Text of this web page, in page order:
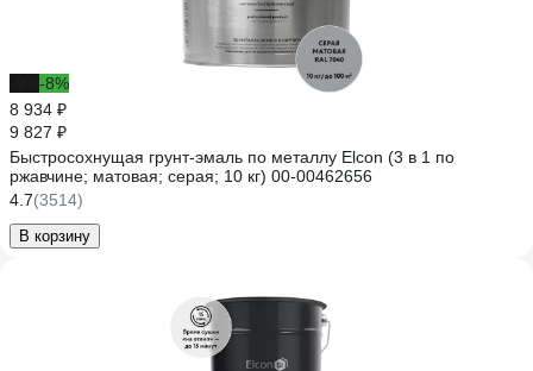
-8%
8 934 ₽
9 827 ₽
Быстросохнущая грунт-эмаль по металлу Elcon (3 в 1 по
ржавчине; матовая; серая; 10 кг) 00-00462656
4.7(3514)
В корзину